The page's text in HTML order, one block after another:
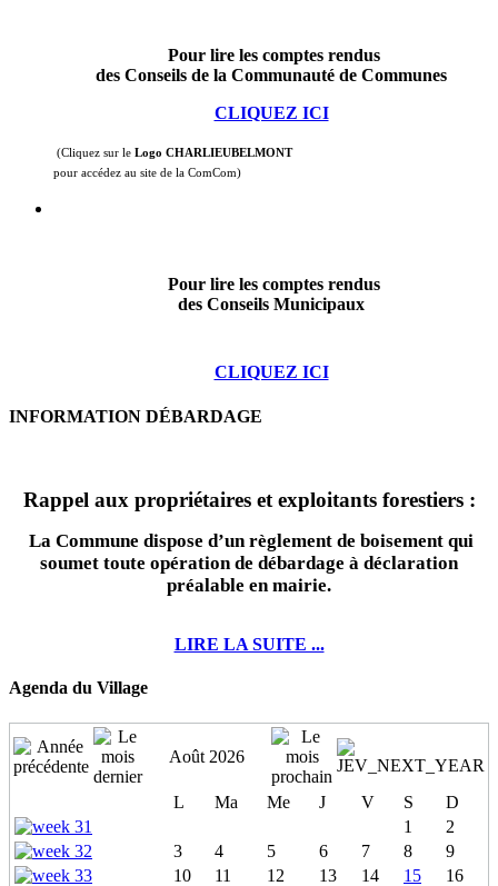
Pour lire les comptes rendus
des Conseils de la Communauté de Communes
CLIQUEZ ICI
(Cliquez sur le Logo CHARLIEUBELMONT
pour accédez au site de la ComCom)
Pour lire les comptes rendus
des Conseils Municipaux
CLIQUEZ ICI
INFORMATION DÉBARDAGE
Rappel aux propriétaires et exploitants forestiers :
La Commune dispose d’un règlement de boisement qui
soumet toute opération de débardage à déclaration
préalable en mairie.
LIRE LA SUITE ...
Agenda du Village
Août 2026
L Ma Me J V S
D
1
2
3
4 5 6 7 8
9
10
11 12 13 14 15
16